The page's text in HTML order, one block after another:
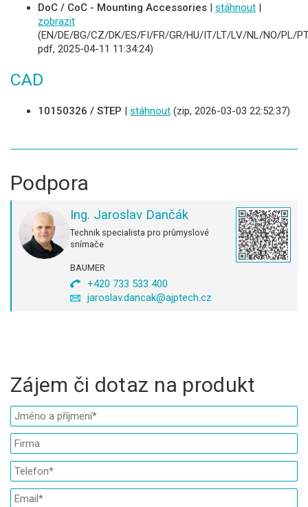
DoC / CoC - Mounting Accessories | stáhnout |
zobrazit
(EN/DE/BG/CZ/DK/ES/FI/FR/GR/HU/IT/LT/LV/NL/NO/PL/
pdf, 2025-04-11 11:34:24)
CAD
10150326 / STEP | stáhnout (zip, 2026-03-03 22:52:37)
Podpora
Ing. Jaroslav Dančák
Technik specialista pro průmyslové
snímače
BAUMER
+420 733 533 400
jaroslav.dancak@ajptech.cz
Zájem či dotaz na produkt